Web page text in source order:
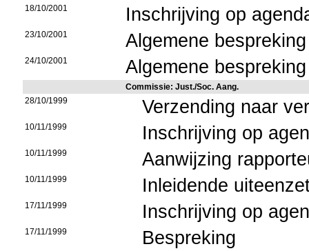
18/10/2001 Inschrijving op
23/10/2001 Algemene bespreking
24/10/2001 Algemene bespreking
Commissie: Just./Soc. Aang.
28/10/1999
Verzending naar
10/11/1999 Inschrijving op
10/11/1999 Aanwijzing
10/11/1999 Inleidende
17/11/1999 Inschrijving op
17/11/1999 Bespreking